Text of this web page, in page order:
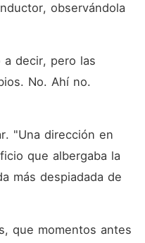
observándola
a decir, pero las
No. Ahí no.
"Una dirección en
que albergaba la
más despiadada de
que momentos antes